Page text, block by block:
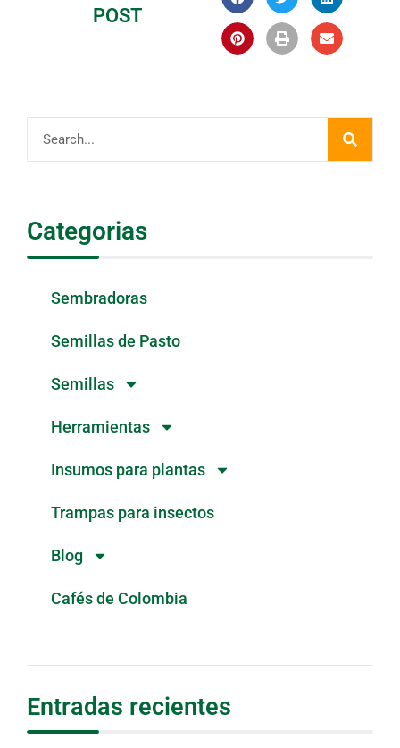
POST
Categorias
Sembradoras
Semillas de Pasto
Semillas
Herramientas
Insumos para plantas
Trampas para insectos
Blog
Cafés de Colombia
Entradas recientes